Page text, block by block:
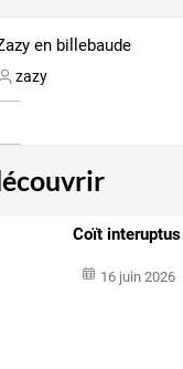
en billebaude
zazy
Coït interuptus
16 juin 2026